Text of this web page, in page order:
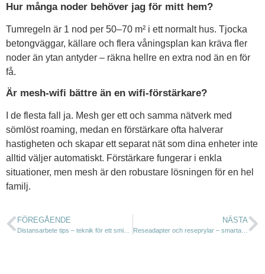
Hur många noder behöver jag för mitt hem?
Tumregeln är 1 nod per 50–70 m² i ett normalt hus. Tjocka
betongväggar, källare och flera våningsplan kan kräva fler
noder än ytan antyder – räkna hellre en extra nod än en för
få.
Är mesh-wifi bättre än en wifi-förstärkare?
I de flesta fall ja. Mesh ger ett och samma nätverk med
sömlöst roaming, medan en förstärkare ofta halverar
hastigheten och skapar ett separat nät som dina enheter inte
alltid väljer automatiskt. Förstärkare fungerar i enkla
situationer, men mesh är den robustare lösningen för en hel
familj.
FÖREGÅENDE NÄSTA
Reseadapter och reseprylar – smarta val för hela familjen